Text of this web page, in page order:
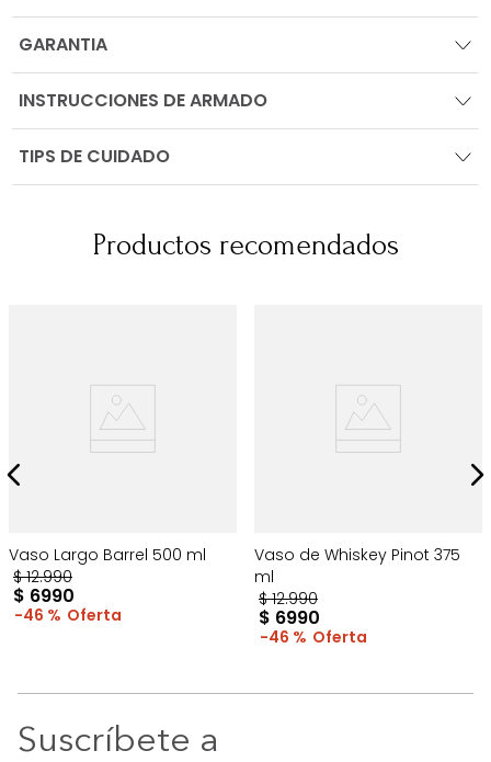
GARANTIA
INSTRUCCIONES DE ARMADO
TIPS DE CUIDADO
Productos recomendados
Vaso Largo Barrel 500 ml
$ 12.990
$ 6990
46 %
Vaso de Whiskey Pinot 375
ml
$ 12.990
$ 6990
46 %
Suscríbete a